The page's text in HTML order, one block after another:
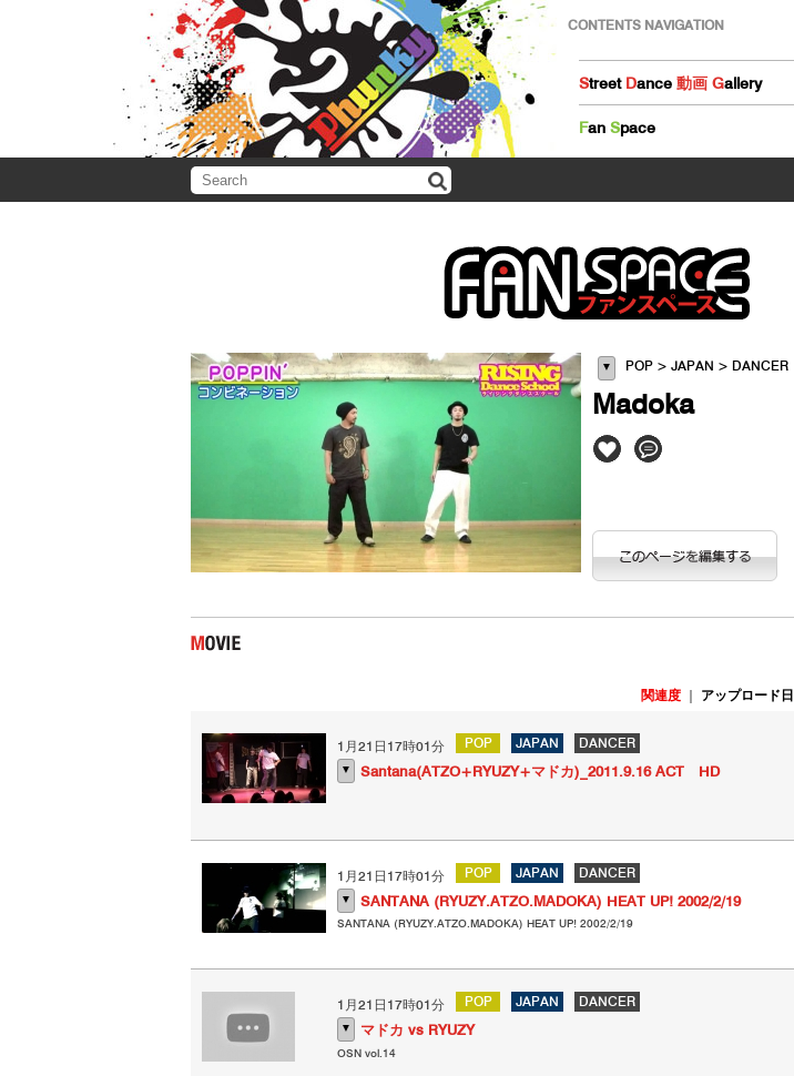
CONTENTS NAVIGATION
Street Dance 動画 Gallery
Fan Space
▼ POP > JAPAN > DANCER
Madoka
関連度 ｜ アップロード日
1月21日17時01分 POP JAPAN DANCER
▼ Santana(ATZO+RYUZY+マドカ)_2011.9.16 ACT HD
1月21日17時01分 POP JAPAN DANCER
▼ SANTANA (RYUZY.ATZO.MADOKA) HEAT UP! 2002/2/19
SANTANA (RYUZY.ATZO.MADOKA) HEAT UP! 2002/2/19
1月21日17時01分 POP JAPAN DANCER
▼ マドカ vs RYUZY
OSN vol.14